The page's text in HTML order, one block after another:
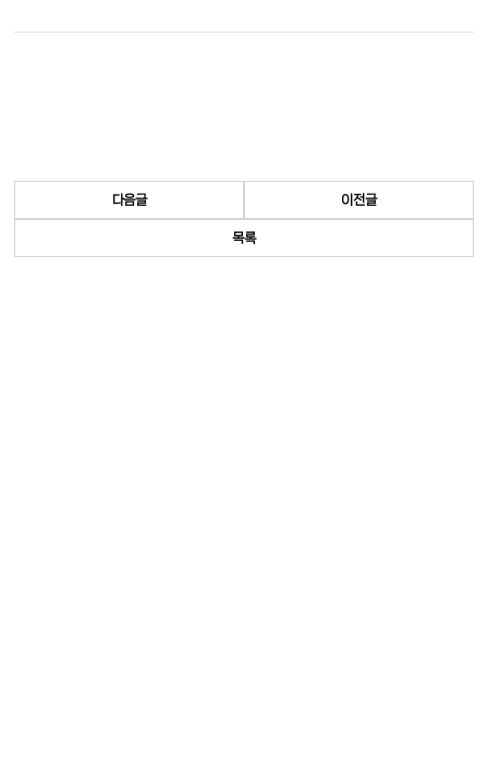
다음글 이전글
목록